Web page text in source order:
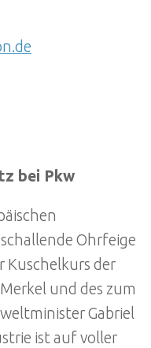
bei Pkw
Ohrfeige
Kuschelkurs der
und des zum
Gabriel
ist auf voller